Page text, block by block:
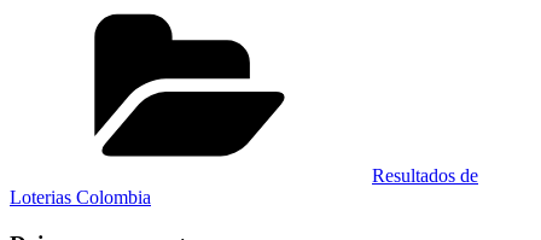
Resultados de
Loterias Colombia